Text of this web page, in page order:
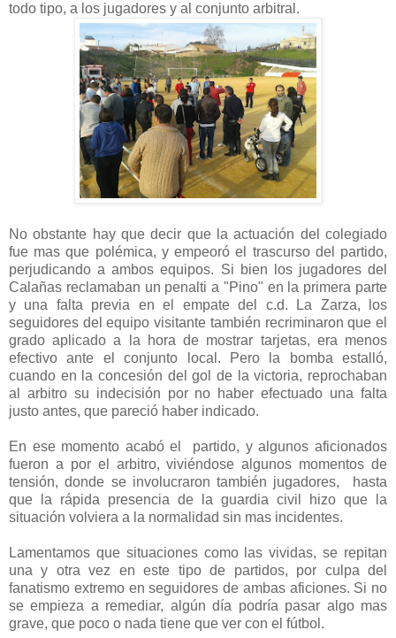
todo tipo, a los jugadores y al conjunto arbitral.
No obstante hay que decir que la actuación del colegiado
fue mas que polémica, y empeoró el trascurso del partido,
perjudicando a ambos equipos. Si bien los jugadores del
Calañas reclamaban un penalti a "Pino" en la primera parte
y una falta previa en el empate del c.d. La Zarza, los
seguidores del equipo visitante también recriminaron que el
grado aplicado a la hora de mostrar tarjetas, era menos
efectivo ante el conjunto local. Pero la bomba estalló,
cuando en la concesión del gol de la victoria, reprochaban
al arbitro su indecisión por no haber efectuado una falta
justo antes, que pareció haber indicado.
En ese momento acabó el partido, y algunos aficionados
fueron a por el arbitro, viviéndose algunos momentos de
tensión, donde se involucraron también jugadores, hasta
que la rápida presencia de la guardia civil hizo que la
situación volviera a la normalidad sin mas incidentes.
Lamentamos que situaciones como las vividas, se repitan
una y otra vez en este tipo de partidos, por culpa del
fanatismo extremo en seguidores de ambas aficiones. Si no
se empieza a remediar, algún día podría pasar algo mas
grave, que poco o nada tiene que ver con el fútbol.